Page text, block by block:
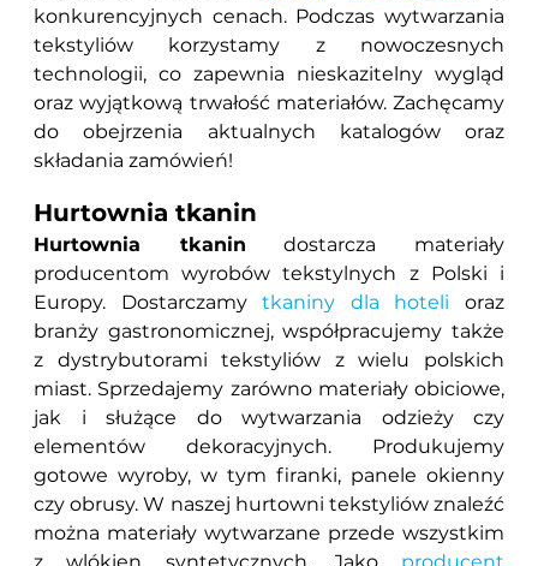
konkurencyjnych cenach. Podczas wytwarzania
tekstyliów korzystamy z nowoczesnych
technologii, co zapewnia nieskazitelny wygląd
oraz wyjątkową trwałość materiałów. Zachęcamy
do obejrzenia aktualnych katalogów oraz
składania zamówień!
Hurtownia tkanin
Hurtownia tkanin dostarcza materiały
producentom wyrobów tekstylnych z Polski i
Europy. Dostarczamytkaniny dla hoteli oraz
branży gastronomicznej, współpracujemy także
z dystrybutorami tekstyliów z wielu polskich
miast. Sprzedajemy zarówno materiały obiciowe,
jak i służące do wytwarzania odzieży czy
elementów dekoracyjnych. Produkujemy
gotowe wyroby, w tym firanki, panele okienny
czy obrusy. W naszej hurtowni tekstyliów znaleźć
można materiały wytwarzane przede wszystkim
z wlókien syntetycznych. Jako producent